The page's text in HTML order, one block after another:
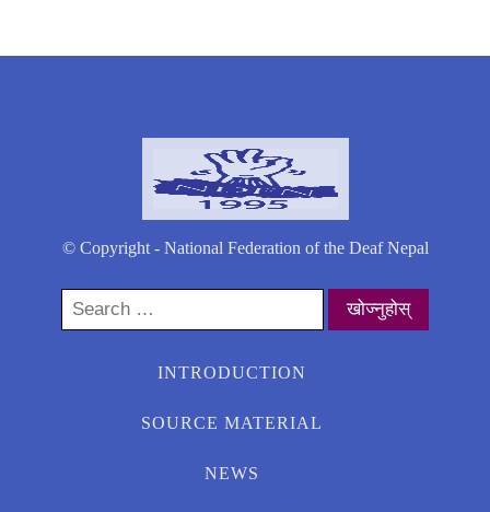
© Copyright - National Federation of the Deaf Nepal
Search
for:
INTRODUCTION
SOURCE MATERIAL
NEWS